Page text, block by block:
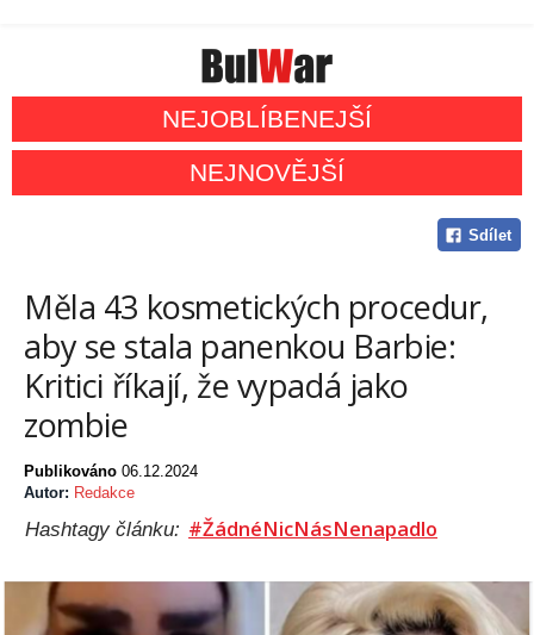
NEJOBLÍBENEJŠÍ
NEJNOVĚJŠÍ
Sdílet
Měla 43 kosmetických procedur,
aby se stala panenkou Barbie:
Kritici říkají, že vypadá jako
zombie
Publikováno 06.12.2024
Autor: Redakce
Hashtagy článku: #ŽádnéNicNásNenapadlo